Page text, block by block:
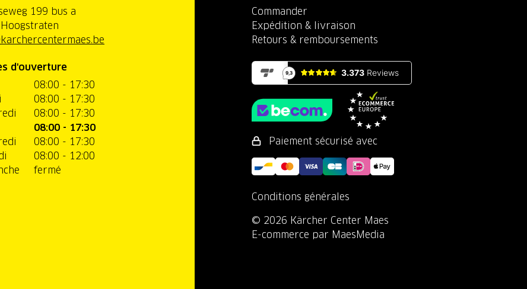
199 bus a
d'ouverture
08:00 - 17:30
08:00 - 17:30
08:00 - 17:30
08:00 - 17:30
08:00 - 17:30
08:00 - 12:00
fermé
Commander
Expédition & livraison
Retours & remboursements
Paiement sécurisé avec
Conditions générales
© 2026 Kärcher Center Maes
E-commerce par MaesMedia